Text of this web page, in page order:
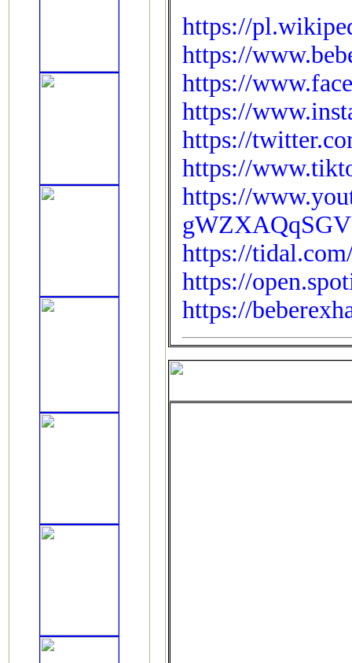
https://
https://
https://
https://
https://
https://
https://
https://
https://
https://